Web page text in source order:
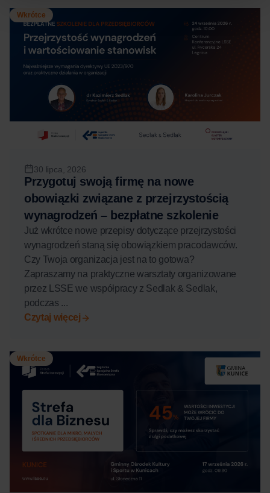
Wkrótce
30 lipca, 2026
Przygotuj swoją firmę na nowe
obowiązki związane z przejrzystością
wynagrodzeń – bezpłatne szkolenie
Już wkrótce nowe przepisy dotyczące przejrzystości
wynagrodzeń staną się obowiązkiem pracodawców.
Czy Twoja organizacja jest na to gotowa?
Zapraszamy na praktyczne warsztaty organizowane
przez LSSE we współpracy z Sedlak & Sedlak,
podczas ...
Czytaj więcej
Wkrótce